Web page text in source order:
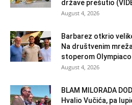
države prešutio
August 4, 2026
Barbarez otkrio
Na društvenim
stoperom
August 4, 2026
BLAM MILORADA
Hvalio Vučića, pa